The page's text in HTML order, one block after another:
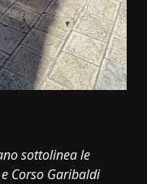
sottolinea le
Corso Garibaldi